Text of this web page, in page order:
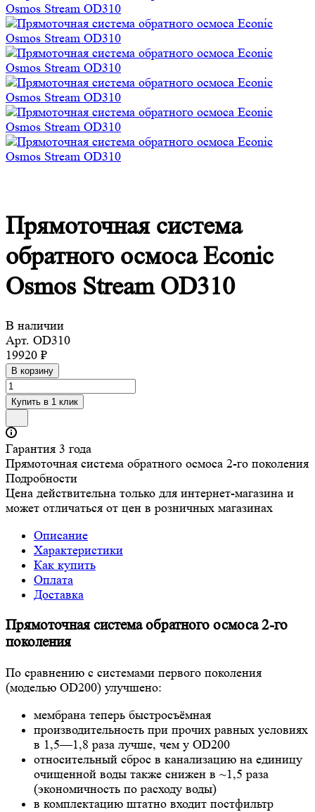
Прямоточная система
обратного осмоса Econic
Osmos Stream OD310
В наличии
Арт. OD310
19920 ₽
В корзину
Купить в 1 клик
Гарантия 3 года
Прямоточная система обратного осмоса 2-го поколения
Подробности
Цена действительна только для интернет-магазина и
может отличаться от цен в розничных магазинах
Описание
Характеристики
Как купить
Оплата
Доставка
Прямоточная система обратного осмоса 2-го
поколения
По сравнению с системами первого поколения
(моделью OD200) улучшено:
мембрана теперь быстросъёмная
производительность при прочих равных условиях
в 1,5—1,8 раза лучше, чем у OD200
относительный сброс в канализацию на единицу
очищенной воды также снижен в ~1,5 раза
(экономичность по расходу воды)
в комплектацию штатно входит постфильтр